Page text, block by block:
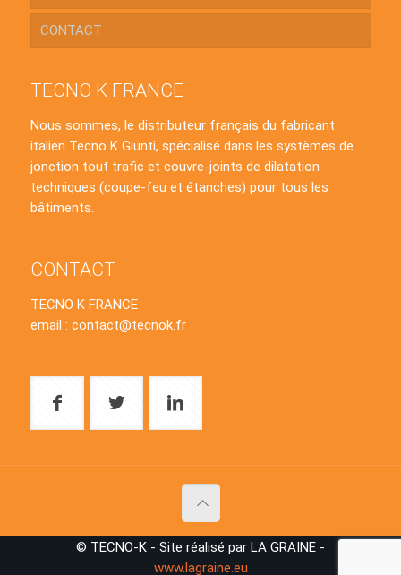
CONTACT
TECNO K FRANCE
Nous sommes, le distributeur français du fabricant
italien Tecno K Giunti, spécialisé dans les systèmes de
jonction tout trafic et couvre-joints de dilatation
techniques (coupe-feu et étanches) pour tous les
bâtiments.
CONTACT
TECNO K FRANCE
email : contact@tecnok.fr
© TECNO-K - Site réalisé par LA GRAINE -
www.lagraine.eu